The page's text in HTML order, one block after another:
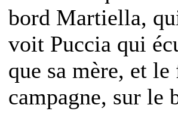
bord Martiella,
voit Puccia qui
que sa mère, et
campagne, sur